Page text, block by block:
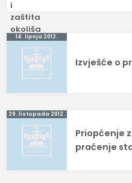
Navigacija
objava
14. lipnja 2012.
Izvješće o
29. listopada 2012.
Priopćenje
praćenje